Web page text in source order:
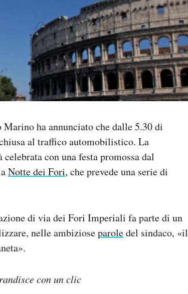
ha annunciato che dalle 5.30 di
al traffico automobilistico. La
con una festa promossa dal
Notte dei Fori, che prevede una serie di
di via dei Fori Imperiali fa parte di un
nelle ambizioseparoledel sindaco, «il
con un clic